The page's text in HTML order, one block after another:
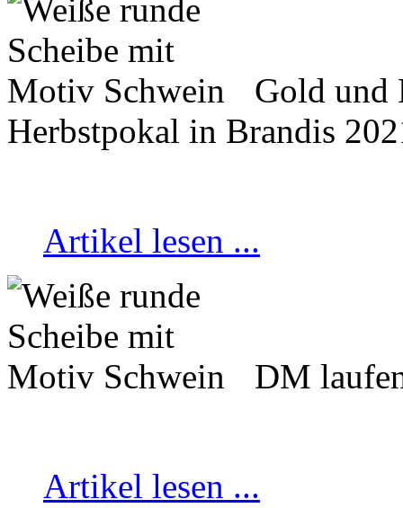
Gold und
Herbstpokal in Brandis
Artikel lesen ...
DM
Artikel lesen ...